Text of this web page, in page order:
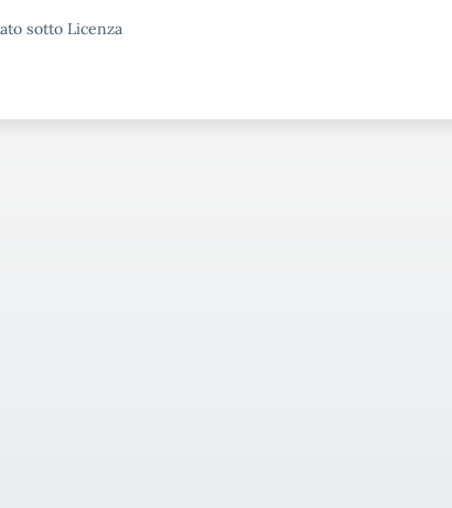
sotto Licenza